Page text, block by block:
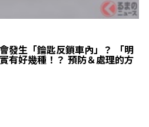
發生「鑰匙反鎖車內」？ 「明
有好幾種！？ 預防＆處理的方